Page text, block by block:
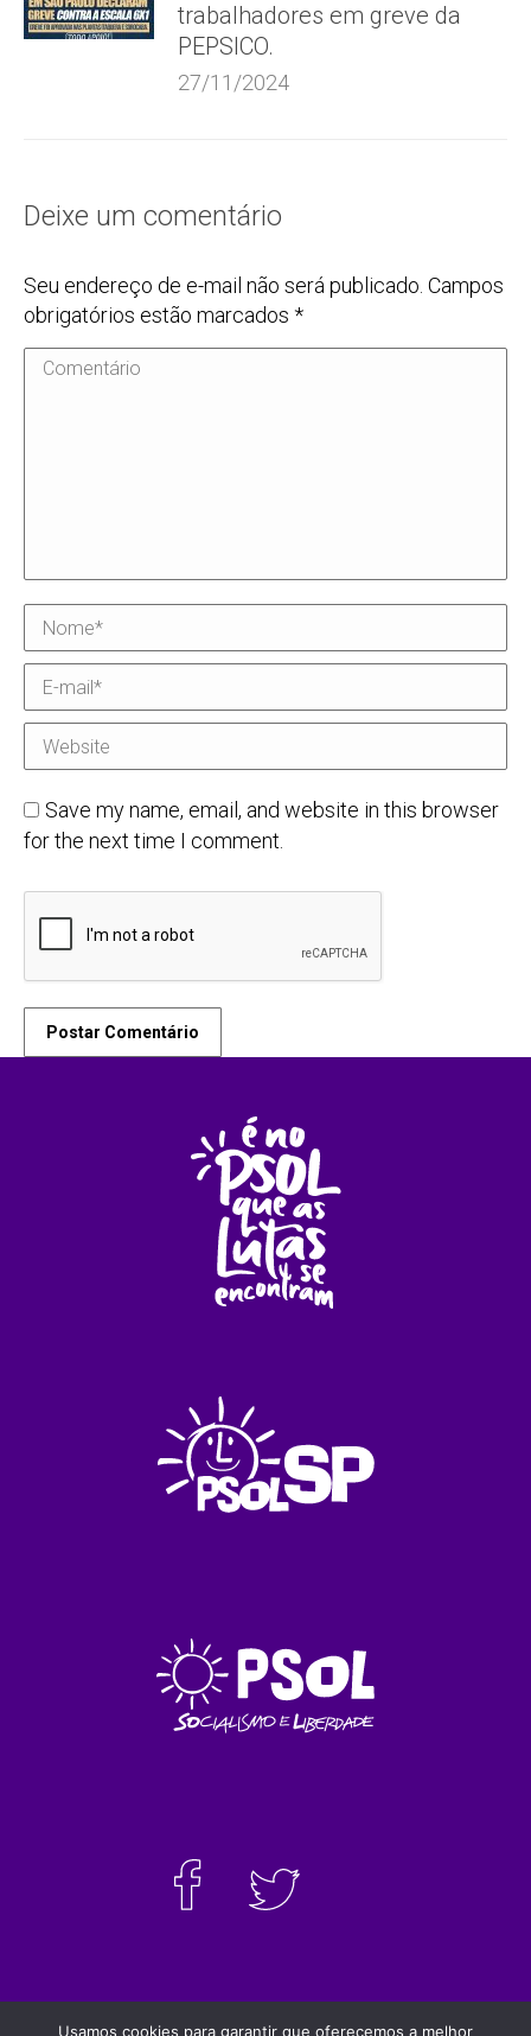
trabalhadores em greve da
PEPSICO.
27/11/2024
Deixe um comentário
Seu endereço de e-mail não será publicado. Campos
obrigatórios estão marcados *
Comentário
Nome *
E-mail *
Website
Save my name, email, and website in this browser
for the next time I comment.
Postar Comentário
Usamos cookies para garantir que oferecemos a melhor